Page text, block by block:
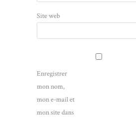
Site web
Enregistrer
mon nom,
mon e-mail et
mon site dans